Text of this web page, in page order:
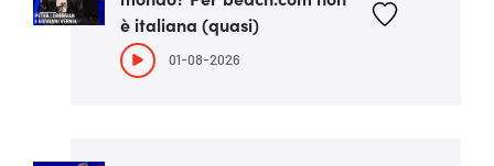
è italiana (quasi)
01-08-2026